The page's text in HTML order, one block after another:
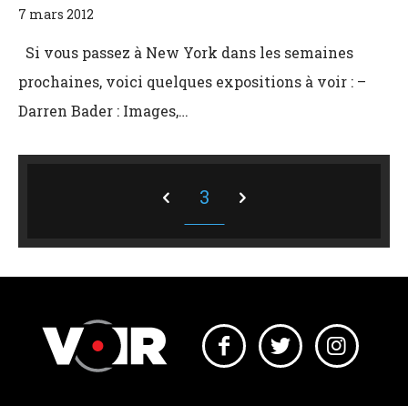
7 mars 2012
Si vous passez à New York dans les semaines
prochaines, voici quelques expositions à voir : –
Darren Bader : Images,…
3